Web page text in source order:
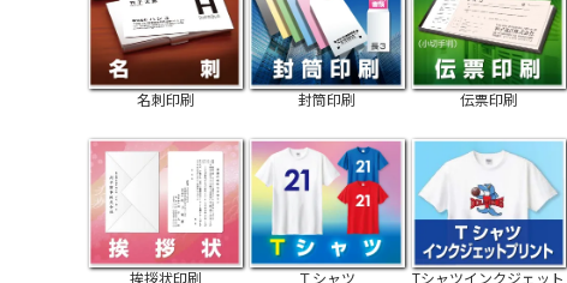
名刺印刷 封筒印刷 伝票印刷
挨拶状印刷 Ｔシャツ Tシャツインクジェット